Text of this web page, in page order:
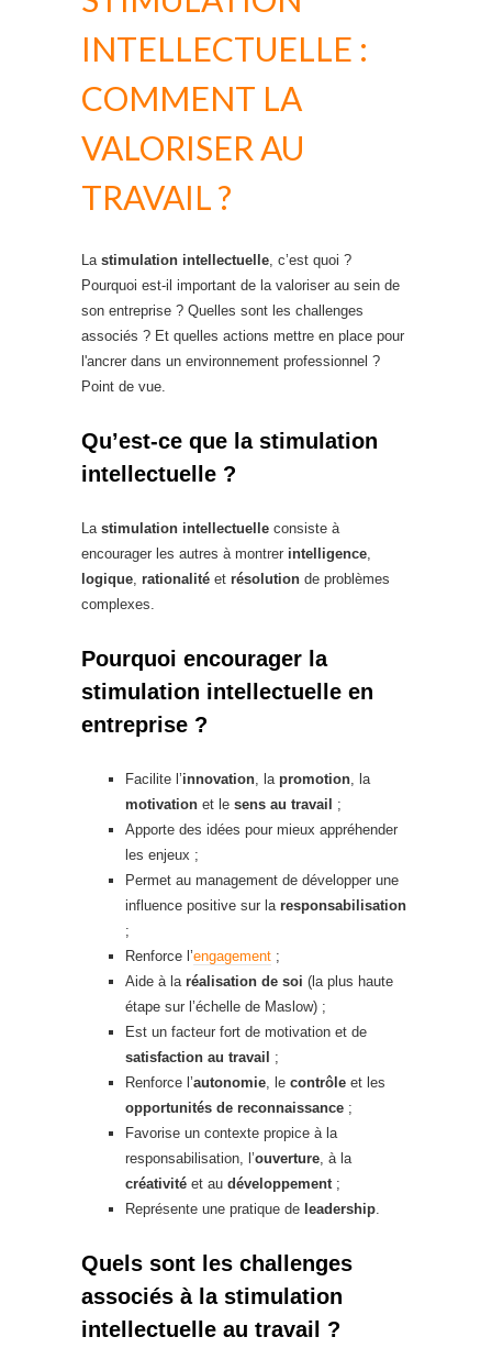
INTELLECTUELLE :
COMMENT LA
VALORISER AU
TRAVAIL ?
La stimulation intellectuelle, c’est quoi ?
Pourquoi est-il important de la valoriser au sein de
son entreprise ? Quelles sont les challenges
associés ? Et quelles actions mettre en place pour
l'ancrer dans un environnement professionnel ?
Point de vue.
Qu’est-ce que la stimulation
intellectuelle ?
La stimulation intellectuelle consiste à
encourager les autres à montrer intelligence,
logique, rationalité et résolution de problèmes
complexes.
Pourquoi encourager la
stimulation intellectuelle en
entreprise ?
Facilite l’innovation, la promotion, la
motivation et le sens au travail ;
Apporte des idées pour mieux appréhender
les enjeux ;
Permet au management de développer une
influence positive sur la responsabilisation
;
Renforce l’engagement ;
Aide à la réalisation de soi (la plus haute
étape sur l’échelle de Maslow) ;
Est un facteur fort de motivation et de
satisfaction au travail
;
Renforce l’autonomie, le contrôle et les
opportunités de reconnaissance ;
Favorise un contexte propice à la
responsabilisation, l’ouverture, à la
créativité et au développement;
Représente une pratique de leadership.
Quels sont les challenges
associés à la stimulation
intellectuelle au travail ?